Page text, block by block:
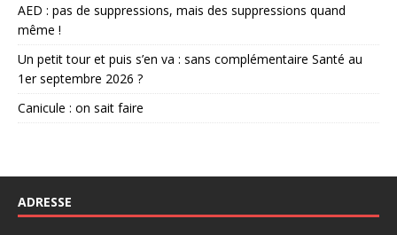
AED : pas de suppressions, mais des suppressions quand
même !
Un petit tour et puis s’en va : sans complémentaire Santé au
1er septembre 2026 ?
Canicule : on sait faire
ADRESSE